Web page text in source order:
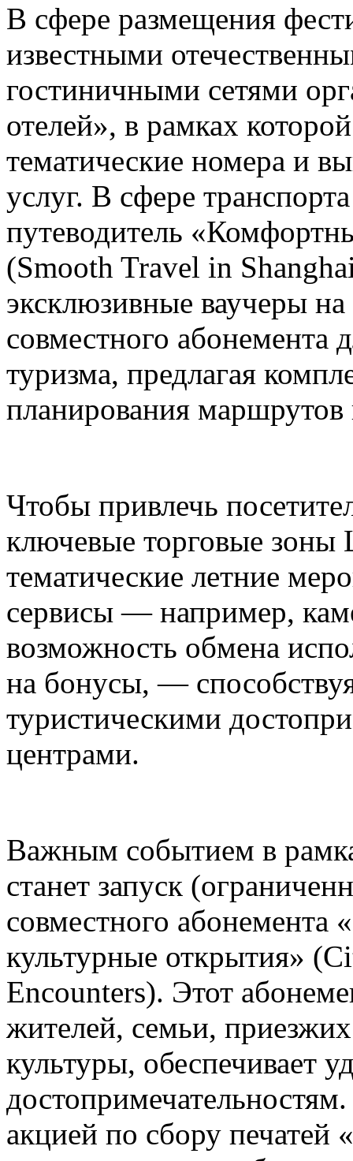
В сфере размещения
известными
гостиничными сетями
отелей», в рамках
тематические номера и
услуг. В сфере
путеводитель
(Smooth Travel in
эксклюзивные ваучеры
совместного абонемента
туризма, предлагая
планирования маршрутов
Чтобы привлечь
ключевые торговые зоны
тематические летние
сервисы — например,
возможность обмена
на бонусы, —
туристическими
центрами.
Важным событием в
станет запуск
совместного абонемента
культурные открытия»
Encounters). Этот
жителей, семьи,
культуры, обеспечивает
акцией по сбору печатей